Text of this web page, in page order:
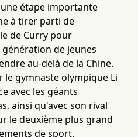
étape importante
à tirer parti de
de Curry pour
de jeunes
au-delà de la Chine.
le gymnaste olympique Li
avec les géants
ainsi qu'avec son rival
le deuxième plus grand
de sport.